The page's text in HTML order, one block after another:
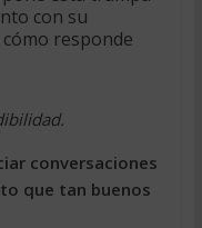
con su
responde
conversaciones
que tan buenos